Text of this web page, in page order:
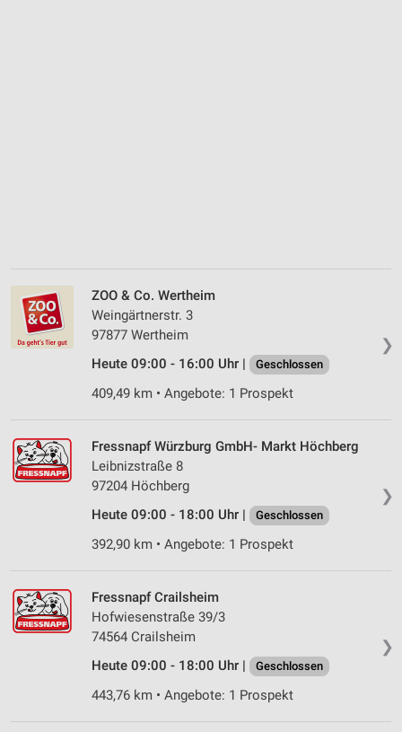
❯
ZOO & Co. Wertheim
Weingärtnerstr. 3
97877 Wertheim
Heute 09:00 - 16:00 Uhr |
Geschlossen
409,49 km • Angebote: 1 Prospekt
❯
Fressnapf Würzburg GmbH- Markt Höchberg
Leibnizstraße 8
97204 Höchberg
Heute 09:00 - 18:00 Uhr |
Geschlossen
392,90 km • Angebote: 1 Prospekt
❯
Fressnapf Crailsheim
Hofwiesenstraße 39/3
74564 Crailsheim
Heute 09:00 - 18:00 Uhr |
Geschlossen
443,76 km • Angebote: 1 Prospekt